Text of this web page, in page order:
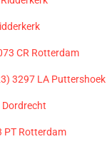
CR Rotterdam
3297 LA Puttershoek
Dordrecht
PT Rotterdam